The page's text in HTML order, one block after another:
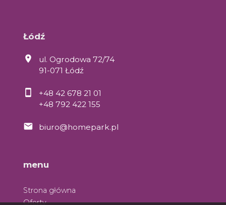
Łódź
ul. Ogrodowa 72/74
91-071 Łódź
+48 42 678 21 01
+48 792 422 155
biuro@homepark.pl
menu
Strona główna
Oferty